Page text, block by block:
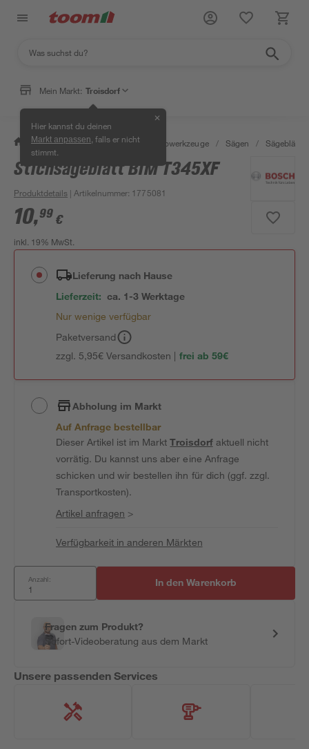
Mein Markt: Troisdorf
Hier kannst du deinen
Markt anpassen , falls er nicht
stimmt.
✕
/ Werkstatt & Maschinen / Elektrowerkzeuge / Sägen / Sägeblätter
Stichsägeblatt BIM T345XF
Produktdetails | Artikelnummer: 1775081
10,99 €
inkl. 19% MwSt.
Lieferung nach Hause
Lieferzeit: ca. 1-3 Werktage
Nur wenige verfügbar
Paketversand
zzgl. 5,95€ Versandkosten | frei ab 59€
Abholung im Markt
Auf Anfrage bestellbar
Dieser Artikel ist im MarktTroisdorfaktuell nicht
vorrätig. Du kannst uns aber eine Anfrage
schicken und wir bestellen ihn für dich (ggf. zzgl.
Transportkosten).
Artikel anfragen >
Verfügbarkeit in anderen Märkten
Anzahl: In den Warenkorb
Fragen zum Produkt?
Sofort-Videoberatung aus dem Markt
Unsere passenden Services